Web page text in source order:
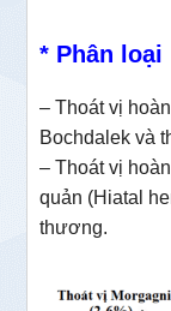
* Phân loại
– Thoát vị
Bochdalek và
– Thoát vị
quản (Hiatal
thương.